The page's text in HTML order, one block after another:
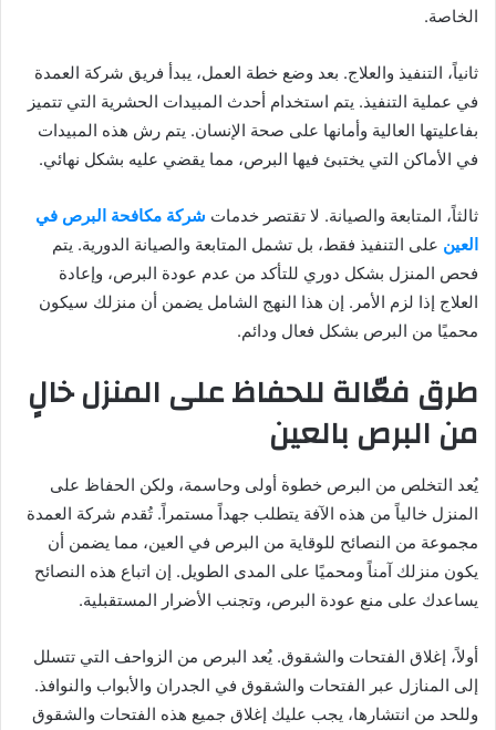
الخاصة.
ثانياً، التنفيذ والعلاج. بعد وضع خطة العمل، يبدأ فريق شركة العمدة
في عملية التنفيذ. يتم استخدام أحدث المبيدات الحشرية التي تتميز
بفاعليتها العالية وأمانها على صحة الإنسان. يتم رش هذه المبيدات
في الأماكن التي يختبئ فيها البرص، مما يقضي عليه بشكل نهائي.
ثالثاً، المتابعة والصيانة. لا تقتصر خدمات شركة مكافحة البرص في
العين على التنفيذ فقط، بل تشمل المتابعة والصيانة الدورية. يتم
فحص المنزل بشكل دوري للتأكد من عدم عودة البرص، وإعادة
العلاج إذا لزم الأمر. إن هذا النهج الشامل يضمن أن منزلك سيكون
محميًا من البرص بشكل فعال ودائم.
طرق فعّالة للحفاظ على المنزل خالٍ
من البرص بالعين
يُعد التخلص من البرص خطوة أولى وحاسمة، ولكن الحفاظ على
المنزل خالياً من هذه الآفة يتطلب جهداً مستمراً. تُقدم شركة العمدة
مجموعة من النصائح للوقاية من البرص في العين، مما يضمن أن
يكون منزلك آمناً ومحميًا على المدى الطويل. إن اتباع هذه النصائح
يساعدك على منع عودة البرص، وتجنب الأضرار المستقبلية.
أولاً، إغلاق الفتحات والشقوق. يُعد البرص من الزواحف التي تتسلل
إلى المنازل عبر الفتحات والشقوق في الجدران والأبواب والنوافذ.
وللحد من انتشارها، يجب عليك إغلاق جميع هذه الفتحات والشقوق